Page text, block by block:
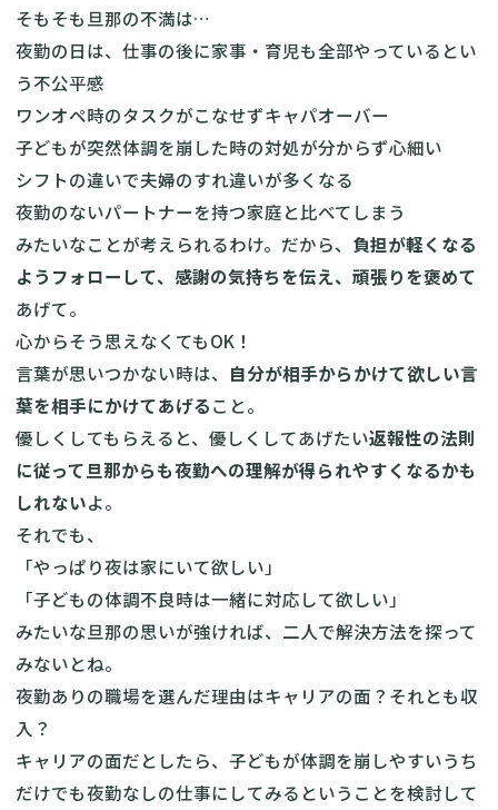
そもそも旦那の不満は…
夜勤の日は、仕事の後に家事・育児も全部やっているとい
う不公平感
ワンオペ時のタスクがこなせずキャパオーバー
子どもが突然体調を崩した時の対処が分からず心細い
シフトの違いで夫婦のすれ違いが多くなる
夜勤のないパートナーを持つ家庭と比べてしまう
みたいなことが考えられるわけ。だから、 負担が軽くなる
ようフォローして、感謝の気持ちを伝え、頑張りを褒めて
あげて。
心からそう思えなくてもOK！
言葉が思いつかない時は、 自分が相手からかけて欲しい言
葉を相手にかけてあげること。
優しくしてもらえると、優しくしてあげたい返報性の法則
に従って旦那からも夜勤への理解が得られやすくなるかも
しれないよ。
それでも、
「やっぱり夜は家にいて欲しい」
「子どもの体調不良時は一緒に対応して欲しい」
みたいな旦那の思いが強ければ、二人で解決方法を探って
みないとね。
夜勤ありの職場を選んだ理由はキャリアの面？それとも収
入？
キャリアの面だとしたら、子どもが体調を崩しやすいうち
だけでも夜勤なしの仕事にしてみるということを検討して